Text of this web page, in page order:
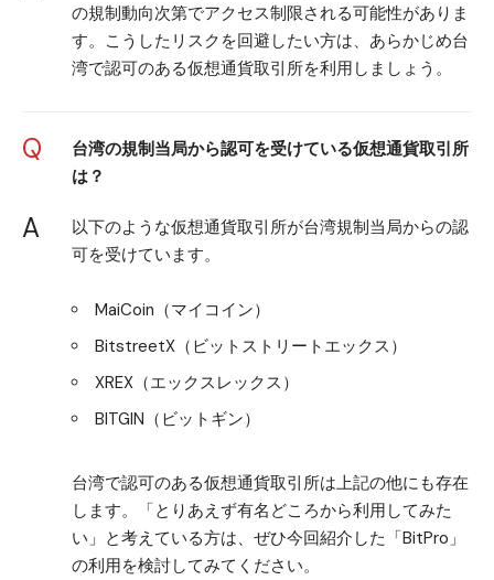
の規制動向次第でアクセス制限される可能性がありま
す。こうしたリスクを回避したい方は、あらかじめ台
湾で認可のある仮想通貨取引所を利用しましょう。
Q
台湾の規制当局から認可を受けている仮想通貨取引所
は？
A
以下のような仮想通貨取引所が台湾規制当局からの認
可を受けています。
MaiCoin（マイコイン）
BitstreetX（ビットストリートエックス）
XREX（エックスレックス）
BITGIN（ビットギン）
台湾で認可のある仮想通貨取引所は上記の他にも存在
します。「とりあえず有名どころから利用してみた
い」と考えている方は、ぜひ今回紹介した「BitPro」
の利用を検討してみてください。